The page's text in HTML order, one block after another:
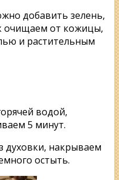
добавить зелень,
очищаем от кожицы,
и растительным
водой,
5 минут.
духовки, накрываем
остыть.